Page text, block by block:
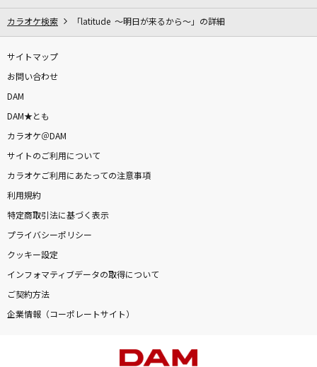
カラオケ検索 「latitude ～明日が来るから～」の詳細
サイトマップ
お問い合わせ
DAM
DAM★とも
カラオケ＠DAM
サイトのご利用について
カラオケご利用にあたっての注意事項
利用規約
特定商取引法に基づく表示
プライバシーポリシー
クッキー設定
インフォマティブデータの取得について
ご契約方法
企業情報（コーポレートサイト）